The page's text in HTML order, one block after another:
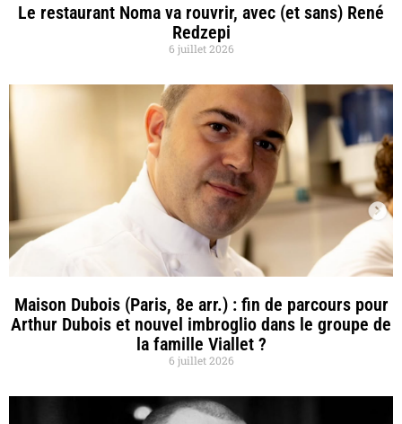
Le restaurant Noma va rouvrir, avec (et sans) René
Redzepi
6 juillet 2026
Maison Dubois (Paris, 8e arr.) : fin de parcours pour
Arthur Dubois et nouvel imbroglio dans le groupe de
la famille Viallet ?
6 juillet 2026